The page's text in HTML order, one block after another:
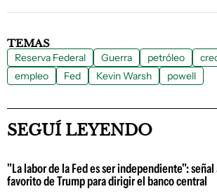
TEMAS
Reserva Federal Guerra petróleo
empleo
Fed Kevin Warsh powell
SEGUÍ LEYENDO
"La labor de la Fed es ser independiente":
favorito de Trump para dirigir el banco central